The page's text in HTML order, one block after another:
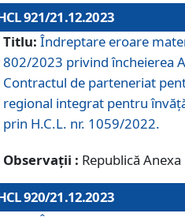
921/21.12.2023
Titlu: Îndreptare eroare
802/2023 privind încheierea
Contractul de parteneriat
regional integrat pentru
prin H.C.L. nr. 1059/2022.
Observații : Republică
920/21.12.2023